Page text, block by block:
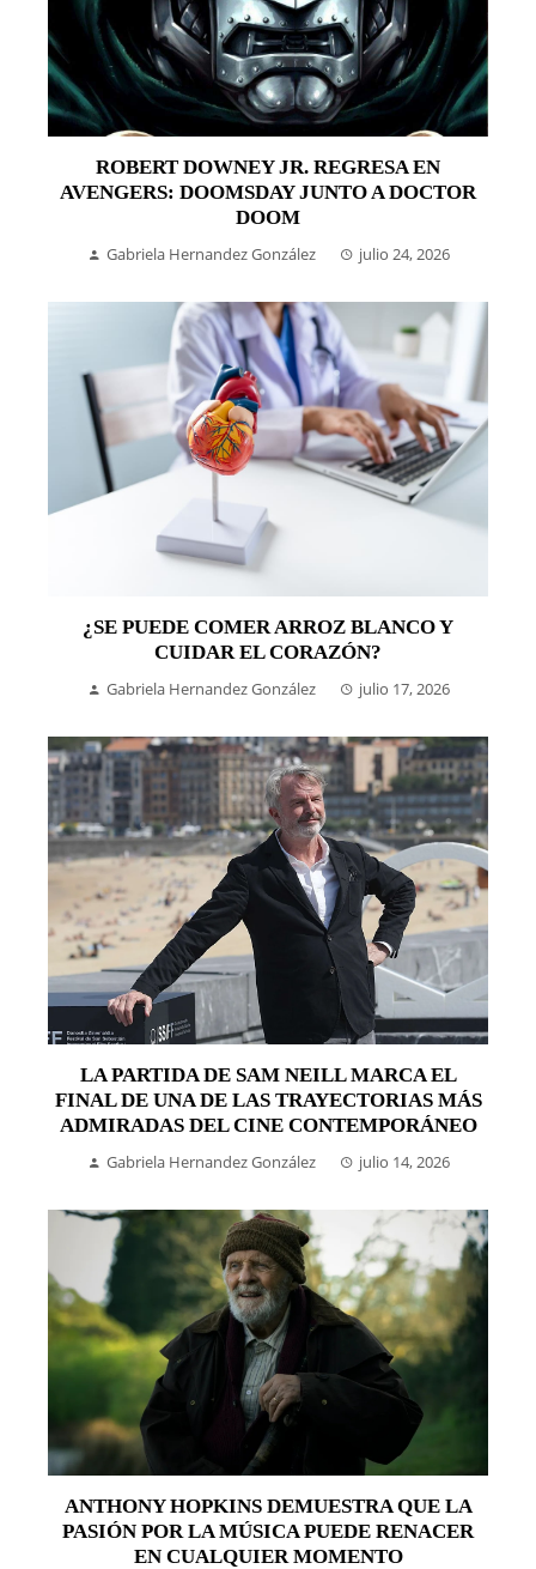
ROBERT DOWNEY JR. REGRESA EN
AVENGERS: DOOMSDAY JUNTO A DOCTOR
DOOM
Gabriela Hernandez González julio 24, 2026
¿SE PUEDE COMER ARROZ BLANCO Y
CUIDAR EL CORAZÓN?
Gabriela Hernandez González julio 17, 2026
LA PARTIDA DE SAM NEILL MARCA EL
FINAL DE UNA DE LAS TRAYECTORIAS MÁS
ADMIRADAS DEL CINE CONTEMPORÁNEO
Gabriela Hernandez González julio 14, 2026
ANTHONY HOPKINS DEMUESTRA QUE LA
PASIÓN POR LA MÚSICA PUEDE RENACER
EN CUALQUIER MOMENTO